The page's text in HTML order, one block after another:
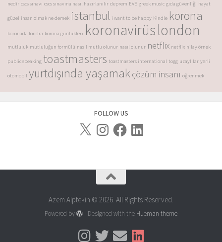
nedir cscs sınavı cscs sınavına nasıl hazırlanılır deprem EVS greek music gıda güvenliği hayat
güzel insan olmak ne demek istanbul i want to be happy Kindle korona
koronada londra korona günlükleri koronavirüslondon
mutluluk mutluluğun formülü nasıl mutlu olunur nasıl olunur netflix netflix nilay örnek
public speaking toastmasters toastmasters international togg uzaylılar yerli
otomobil yurtdışında yaşamakçözüm insanı öğrenmek
FOLLOW US
Azem Alptekin © 2026. All Rights Reserved.
Powered by - Designed with the Hueman theme